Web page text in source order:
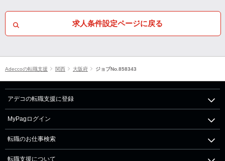
求人条件設定ページに戻る
Adeccoの転職支援 関西 大阪府 ジョブNo.858343
アデコの転職支援に登録
MyPagログイン
転職のお仕事検索
転職支援について